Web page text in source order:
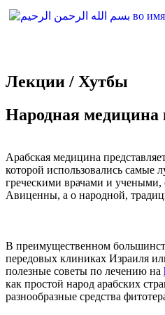
Лекции / Хутбы
Народная медицина
Арабская медицина
которой использовались самые
греческими врачами и учеными,
Авиценны, а о народной,
В преимущественном
передовых клиниках Израиля
полезные советы по лечению на
как простой народ арабских
разнообразные средства